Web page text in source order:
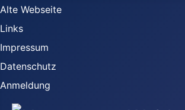
Alte Webseite
Links
Impressum
Datenschutz
Anmeldung